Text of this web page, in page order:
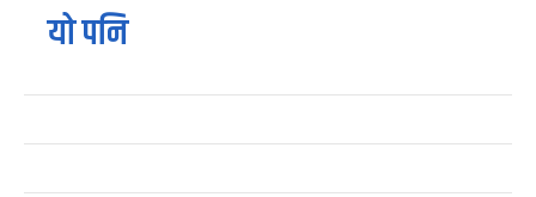
यो पनि